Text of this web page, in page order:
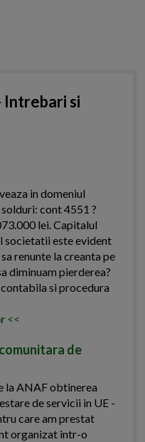
Intrebari si
in domeniul
cont 4551 ?
lei. Capitalul
societatii este evident
renunte la creanta pe
diminuam pierderea?
si procedura
<<
de
la ANAF obtinerea
de servicii in UE -
care am prestat
organizat intr-o